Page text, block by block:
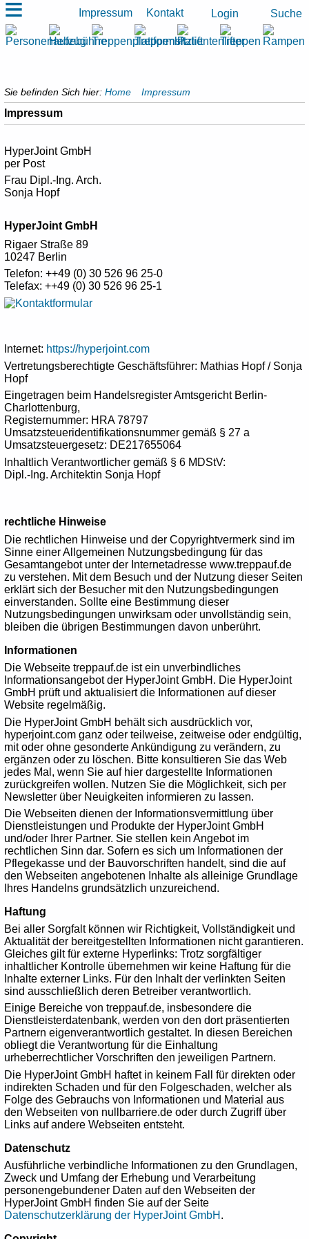
Impressum Kontakt Login Suche
≡
Sie befinden Sich hier:Home Impressum
Impressum
HyperJoint GmbH
per Post
Frau Dipl.-Ing. Arch.
Sonja Hopf
HyperJoint GmbH
Rigaer Straße 89
10247 Berlin
Telefon: ++49 (0) 30 526 96 25-0
Telefax: ++49 (0) 30 526 96 25-1
Internet: https://hyperjoint.com
Vertretungsberechtigte Geschäftsführer: Mathias Hopf / Sonja
Hopf
Eingetragen beim Handelsregister Amtsgericht Berlin-
Charlottenburg,
Registernummer: HRA 78797
Umsatzsteueridentifikationsnummer gemäß § 27 a
Umsatzsteuergesetz: DE217655064
Inhaltlich Verantwortlicher gemäß § 6 MDStV:
Dipl.-Ing. Architektin Sonja Hopf
rechtliche Hinweise
Die rechtlichen Hinweise und der Copyrightvermerk sind im
Sinne einer Allgemeinen Nutzungsbedingung für das
Gesamtangebot unter der Internetadresse www.treppauf.de
zu verstehen. Mit dem Besuch und der Nutzung dieser Seiten
erklärt sich der Besucher mit den Nutzungsbedingungen
einverstanden. Sollte eine Bestimmung dieser
Nutzungsbedingungen unwirksam oder unvollständig sein,
bleiben die übrigen Bestimmungen davon unberührt.
Informationen
Die Webseite treppauf.de ist ein unverbindliches
Informationsangebot der HyperJoint GmbH. Die HyperJoint
GmbH prüft und aktualisiert die Informationen auf dieser
Website regelmäßig.
Die HyperJoint GmbH behält sich ausdrücklich vor,
hyperjoint.com ganz oder teilweise, zeitweise oder endgültig,
mit oder ohne gesonderte Ankündigung zu verändern, zu
ergänzen oder zu löschen. Bitte konsultieren Sie das Web
jedes Mal, wenn Sie auf hier dargestellte Informationen
zurückgreifen wollen. Nutzen Sie die Möglichkeit, sich per
Newsletter über Neuigkeiten informieren zu lassen.
Die Webseiten dienen der Informationsvermittlung über
Dienstleistungen und Produkte der HyperJoint GmbH
und/oder Ihrer Partner. Sie stellen kein Angebot im
rechtlichen Sinn dar. Sofern es sich um Informationen der
Pflegekasse und der Bauvorschriften handelt, sind die auf
den Webseiten angebotenen Inhalte als alleinige Grundlage
Ihres Handelns grundsätzlich unzureichend.
Haftung
Bei aller Sorgfalt können wir Richtigkeit, Vollständigkeit und
Aktualität der bereitgestellten Informationen nicht garantieren.
Gleiches gilt für externe Hyperlinks: Trotz sorgfältiger
inhaltlicher Kontrolle übernehmen wir keine Haftung für die
Inhalte externer Links. Für den Inhalt der verlinkten Seiten
sind ausschließlich deren Betreiber verantwortlich.
Einige Bereiche von treppauf.de, insbesondere die
Dienstleisterdatenbank, werden von den dort präsentierten
Partnern eigenverantwortlich gestaltet. In diesen Bereichen
obliegt die Verantwortung für die Einhaltung
urheberrechtlicher Vorschriften den jeweiligen Partnern.
Die HyperJoint GmbH haftet in keinem Fall für direkten oder
indirekten Schaden und für den Folgeschaden, welcher als
Folge des Gebrauchs von Informationen und Material aus
den Webseiten von nullbarriere.de oder durch Zugriff über
Links auf andere Webseiten entsteht.
Datenschutz
Ausführliche verbindliche Informationen zu den Grundlagen,
Zweck und Umfang der Erhebung und Verarbeitung
personengebundener Daten auf den Webseiten der
HyperJoint GmbH finden Sie auf der Seite
Datenschutzerklärung der HyperJoint GmbH .